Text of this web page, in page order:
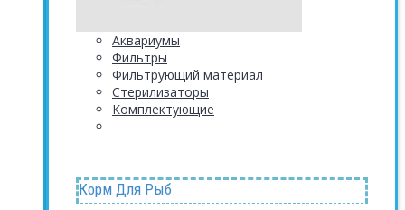
Аквариумы
Фильтры
Фильтрующий материал
Стерилизаторы
Комплектующие
Корм Для Рыб